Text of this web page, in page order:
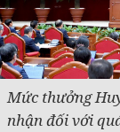
Mức thưởng
nhận đối với